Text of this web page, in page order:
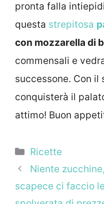
pronta falla
questa strepitosa
con mozzarella di
commensali e
successone. Con il
conquisterà il
attimo! Buon
Categorie
Ricette
Niente
scapece ci faccio